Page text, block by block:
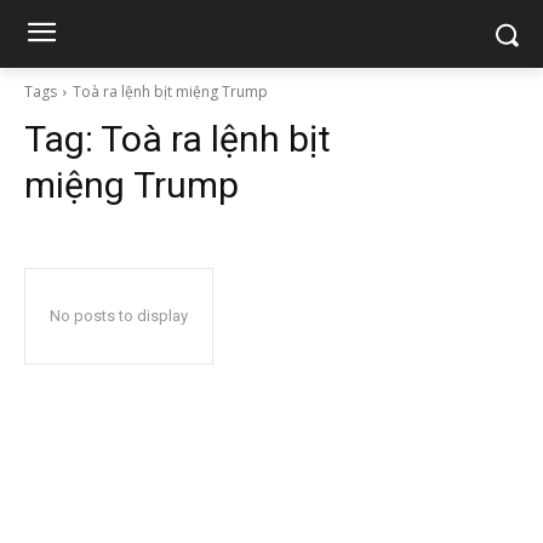
Tags Toà ra lệnh bịt miệng Trump
Tag: Toà ra lệnh bịt
miệng Trump
No posts to display